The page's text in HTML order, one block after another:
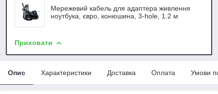
Мережевий кабель для адаптера живлення
ноутбука, євро, конюшина, 3-hole, 1.2 м
Приховати
Опис Характеристики Доставка Оплата Умови